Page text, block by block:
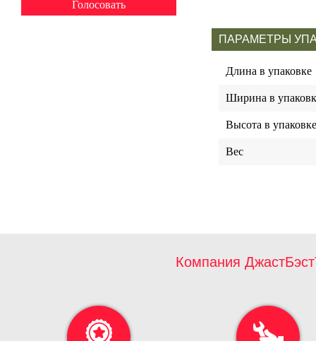
ПАРАМЕТРЫ
Длина в упаковке
Ширина в
Высота в упаковке
Вес
Компания